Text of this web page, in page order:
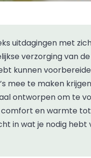
verzorging van
kunnen
mee te maken
ontworpen om te
comfort en warmte
in wat je nodig